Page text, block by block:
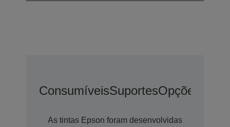
ConsumíveisSuportesOpções
As tintas Epson foram desenvolvidas